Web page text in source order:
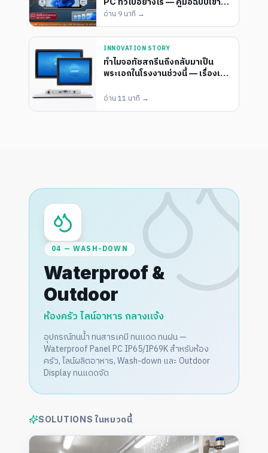
ง่ายปี 2026
อ่าน 9 นาที →
INNOVATION STORY
ทำไมจอทัชสกรีนถึงกลับมาเป็น
พระเอกในโรงงานช่วงนี้ — เรื่องเล่า
อ่าน11 นาที →
04 — WASH-DOWN
Waterproof &
Outdoor
ห้องครัว ไลน์อาหาร กลางแจ้ง
อุปกรณ์ทนน้ำ ทนสารเคมี ทนแดด ทนฝน —
Waterproof Panel PC IP65/IP69K สำหรับห้อง
ครัว, ไลน์ผลิตอาหาร, Wash-down และ Outdoor
Display ทนแดดจัด
SOLUTIONS ในหมวดนี้